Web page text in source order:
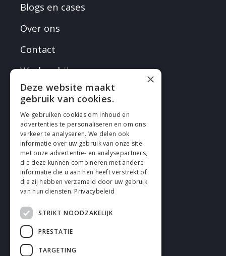
Blogs en cases
Over ons
Contact
Werken bij
VOLG EN
Cookies
Privacy
×
Deze website maakt
gebruik van cookies.
We gebruiken cookies om inhoud en
advertenties te personaliseren en om ons
verkeer te analyseren. We delen ook
informatie over uw gebruik van onze site
met onze advertentie- en analysepartners,
die deze kunnen combineren met andere
informatie die u aan hen heeft verstrekt of
die zij hebben verzameld door uw gebruik
van hun diensten. Privacybeleid
STRIKT NOODZAKELIJK
PRESTATIE
TARGETING